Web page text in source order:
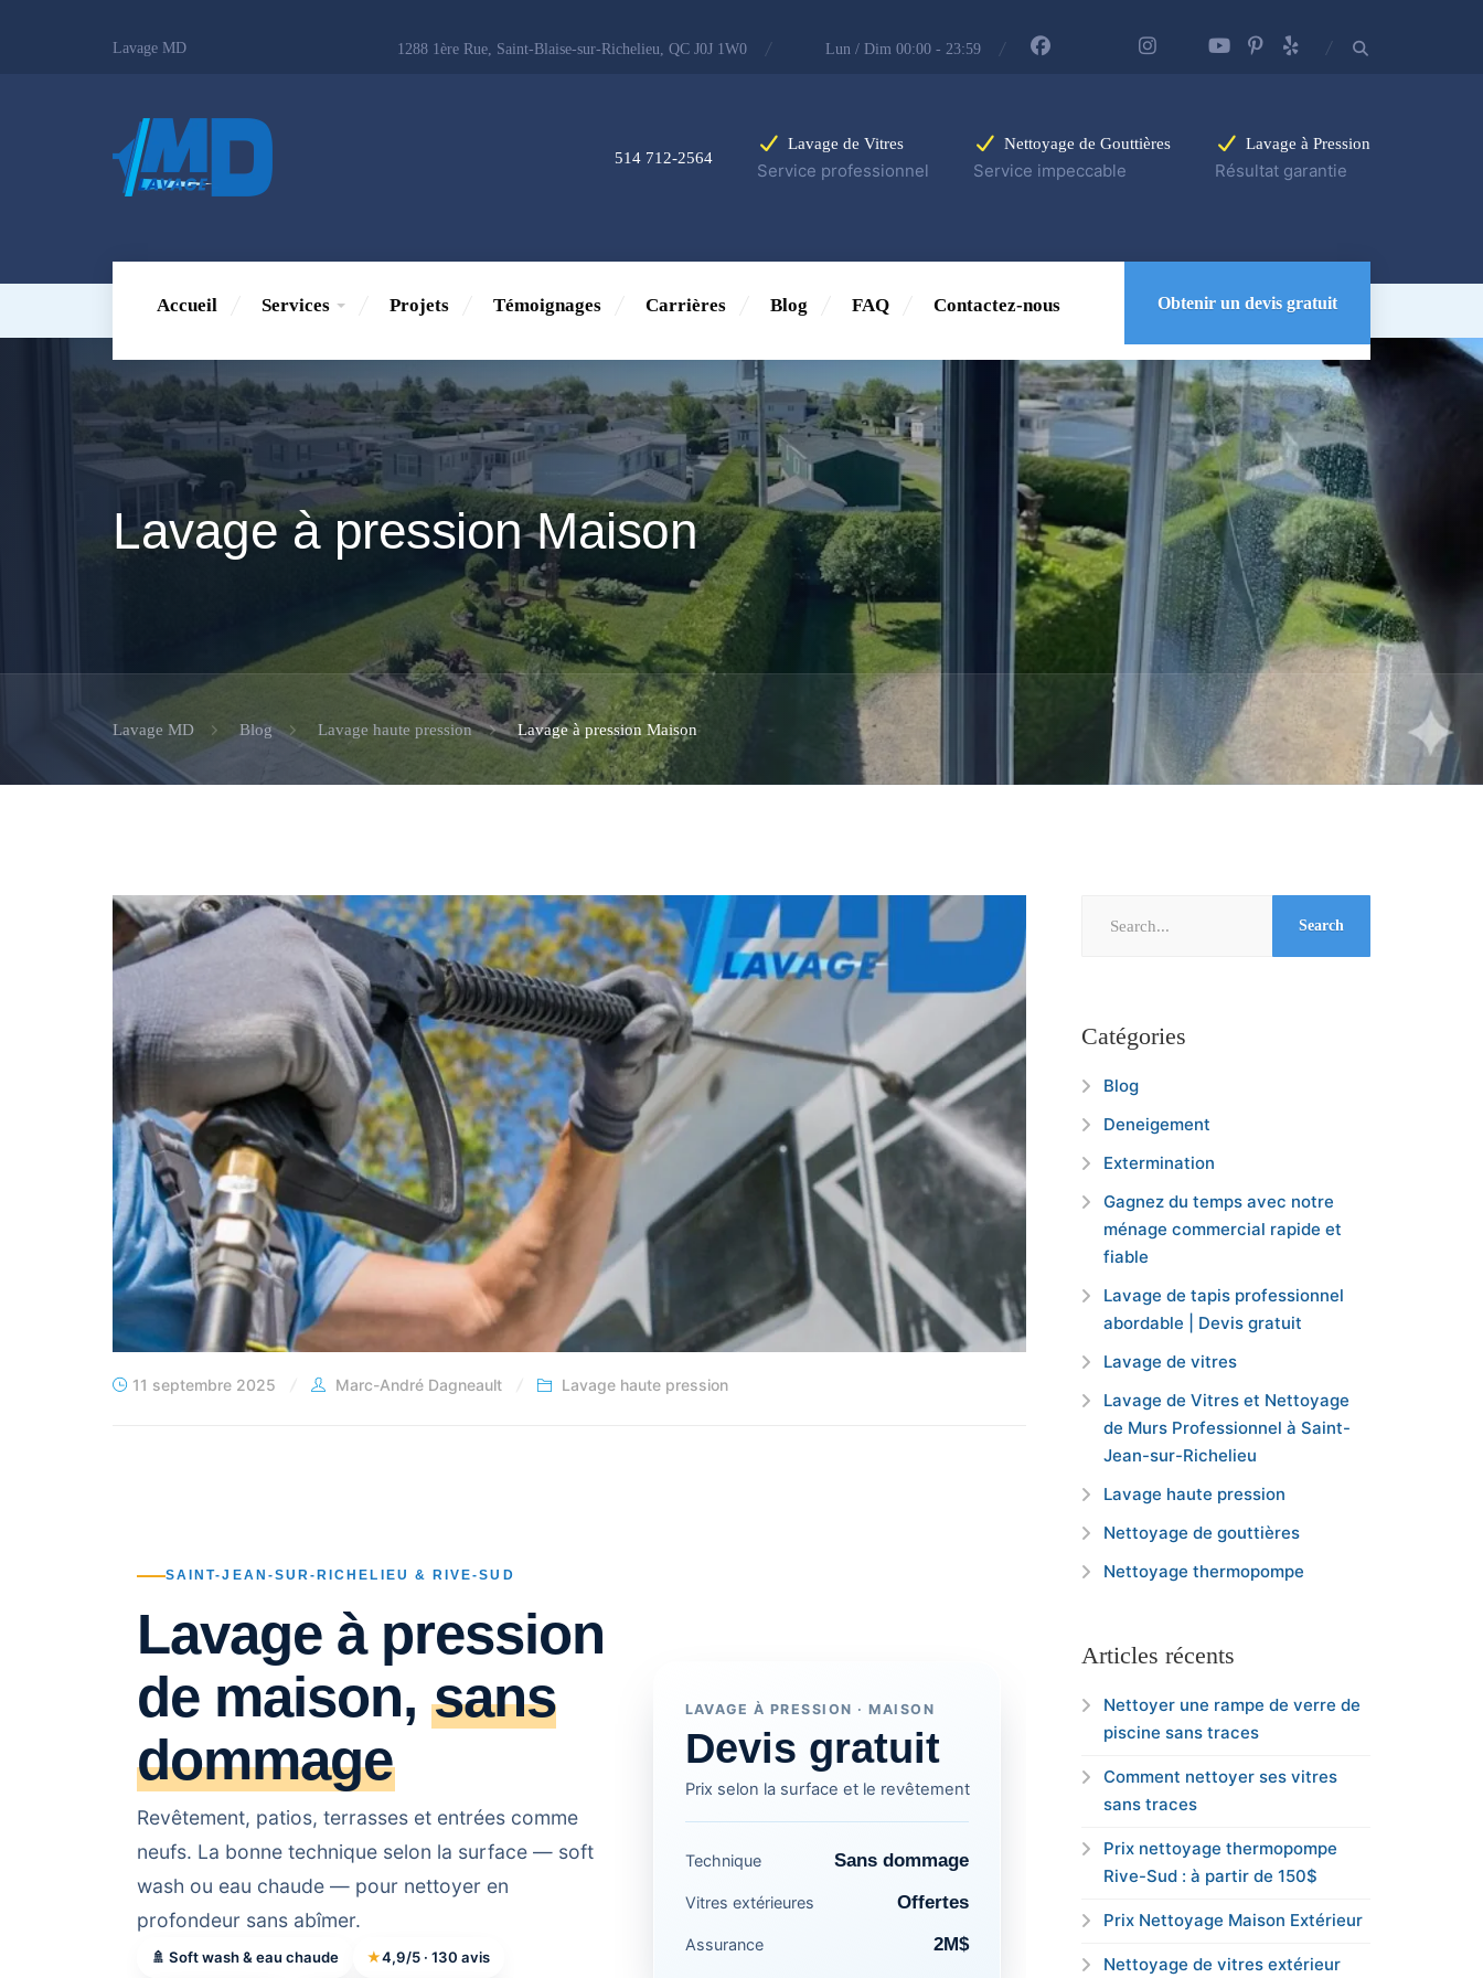
Lavage MD 1288 1ère Rue, Saint-Blaise-sur-Richelieu, QC J0J 1W0 Lun / Dim 00:00 - 23:59
514 712-2564
Lavage de Vitres
Service professionnel
Nettoyage de Gouttières
Service impeccable
Lavage à Pression
Résultat garantie
Accueil Services Projets Témoignages Carrières Blog FAQ Contactez-nous Obtenir un devis gratuit
Lavage à pression Maison
Lavage MD Blog Lavage haute pression Lavage à pression Maison
11 septembre 2025 Marc-André Dagneault Lavage haute pression
SAINT-JEAN-SUR-RICHELIEU & RIVE-SUD
Lavage à pression
de maison, sans
dommage
Revêtement, patios, terrasses et entrées comme
neufs. La bonne technique selon la surface — soft
wash ou eau chaude — pour nettoyer en
profondeur sans abîmer.
🚿 Soft wash & eau chaude ★4,9/5 · 130 avis
LAVAGE À PRESSION · MAISON
Devis gratuit
Prix selon la surface et le revêtement
Technique Sans dommage
Vitres extérieures Offertes
Assurance 2M$
Catégories
Blog
Deneigement
Extermination
Gagnez du temps avec notre
ménage commercial rapide et
fiable
Lavage de tapis professionnel
abordable | Devis gratuit
Lavage de vitres
Lavage de Vitres et Nettoyage
de Murs Professionnel à Saint-
Jean-sur-Richelieu
Lavage haute pression
Nettoyage de gouttières
Nettoyage thermopompe
Articles récents
Nettoyer une rampe de verre de
piscine sans traces
Comment nettoyer ses vitres
sans traces
Prix nettoyage thermopompe
Rive-Sud : à partir de 150$
Prix Nettoyage Maison Extérieur
Nettoyage de vitres extérieur